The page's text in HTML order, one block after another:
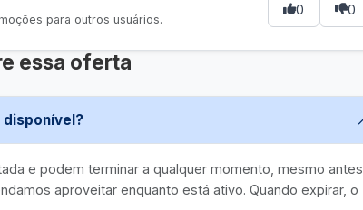
para outros usuários.
0 0
essa oferta
e podem terminar a qualquer momento, mesmo antes
aproveitar enquanto está ativo. Quando expirar, o